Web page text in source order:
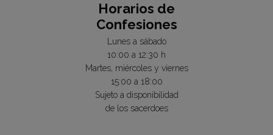
Horarios de
Confesiones
Lunes a sábado
10:00 a 12:30 h
Martes, miércoles y viernes
15:00 a 18:00
Sujeto a disponibilidad
de los sacerdoes